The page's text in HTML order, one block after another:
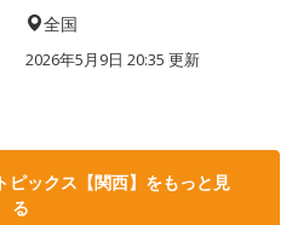
全国
2026年5月9日 20:35 更新
ピックス【関西】をもっと見
る